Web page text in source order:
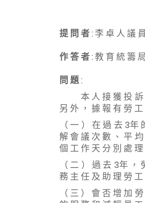
提 問 者 : 李 卓 人 議
作 答 者 : 教 育 統 籌
問 題:
本 人 接 獲 投 訴 ，
另 外 ， 據 報 有 勞
（ 一 ） 在 過 去 3
解 會 議 次 數 、 平
個 工 作 天 分 別 處
（ 二 ） 過 去 3年
務 主 任 及 助 理 勞
（ 三 ） 會 否 增 加